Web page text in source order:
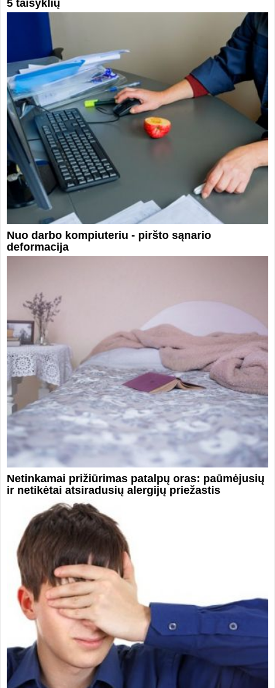
5 taisyklių
Nuo darbo kompiuteriu - piršto sąnario
deformacija
Netinkamai prižiūrimas patalpų oras: paūmėjusių
ir netikėtai atsiradusių alergijų priežastis